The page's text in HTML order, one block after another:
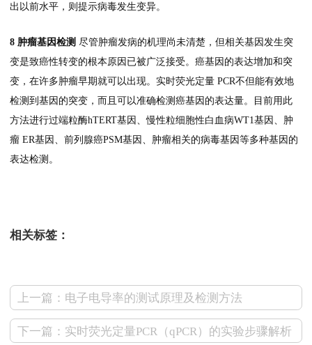
出以前水平，则提示病毒发生变异。
8 肿瘤基因检测 尽管肿瘤发病的机理尚未清楚，但相关基因发生突
变是致癌性转变的根本原因已被广泛接受。癌基因的表达增加和突
变，在许多肿瘤早期就可以出现。实时荧光定量 PCR不但能有效地
检测到基因的突变，而且可以准确检测癌基因的表达量。目前用此
方法进行过端粒酶hTERT基因、慢性粒细胞性白血病WT1基因、肿
瘤 ER基因、前列腺癌PSM基因、肿瘤相关的病毒基因等多种基因的
表达检测。
相关标签：
上一篇：电子电导率的测试原理及检测方法
下一篇：实时荧光定量PCR（qPCR）的实验步骤解析